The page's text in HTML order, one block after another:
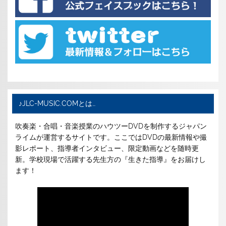
♪JLC-MUSIC.COMとは…
吹奏楽・合唱・音楽授業のハウツーDVDを制作するジャパン
ライムが運営するサイトです。ここではDVDの最新情報や撮
影レポート、指導者インタビュー、限定動画などを随時更
新。学校現場で活躍する先生方の『生きた指導』をお届けし
ます！